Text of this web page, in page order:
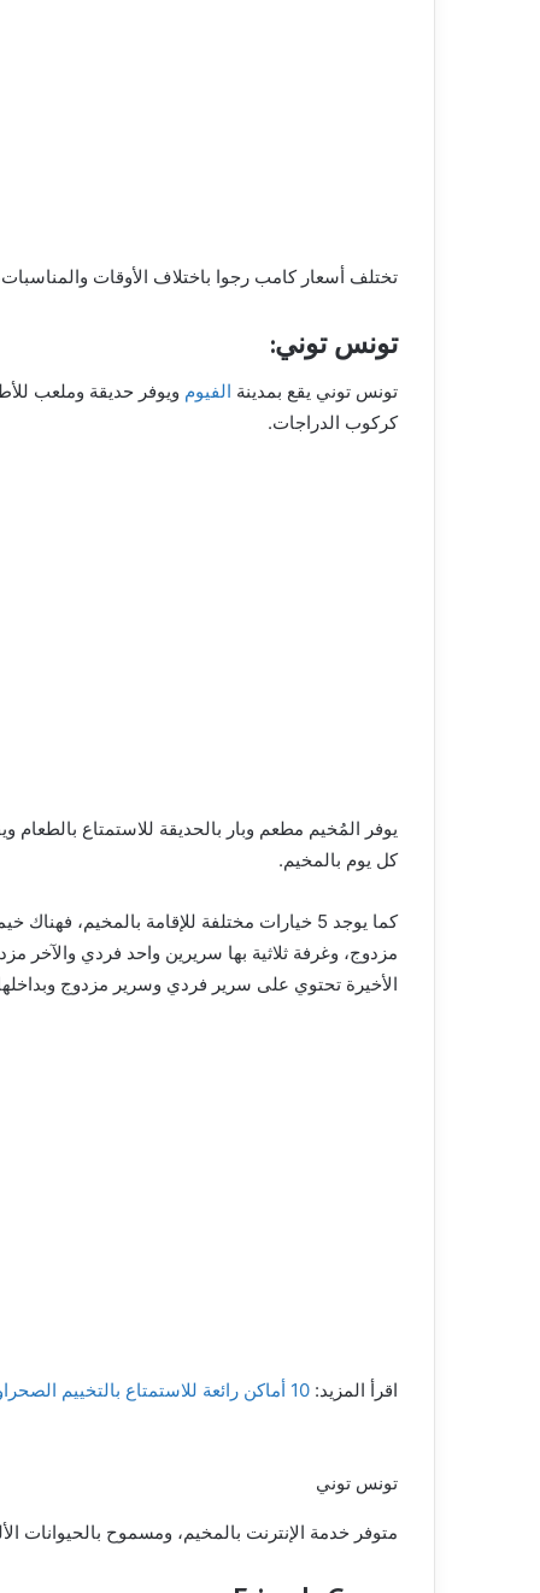
تختلف أسعار كامب رجوا باختلاف الأوقات
تونس توني:
تونس توني يقع بمدينة الفيوم ويوفر حديقة وملعب
كركوب الدراجات.
يوفر المُخيم مطعم وبار بالحديقة للاستمتاع بالطعام
كل يوم بالمخيم.
الأخيرة تحتوي على سرير فردي وسرير مزدوج
اقرأ المزيد:
تونس توني
متوفر خدمة الإنترنت بالمخيم، ومسموح